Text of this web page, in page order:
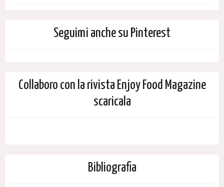
Seguimi anche su Pinterest
Collaboro con la rivista Enjoy Food Magazine
scaricala
Bibliografia